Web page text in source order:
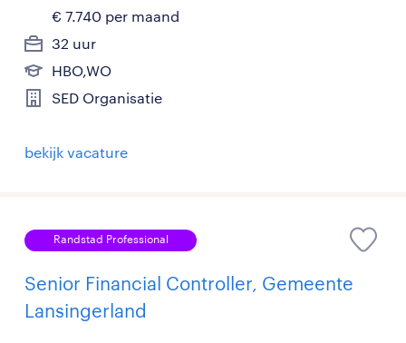
€ 7.740 per maand
32 uur
HBO,WO
SED Organisatie
bekijk vacature
Randstad Professional
Senior Financial Controller, Gemeente
Lansingerland